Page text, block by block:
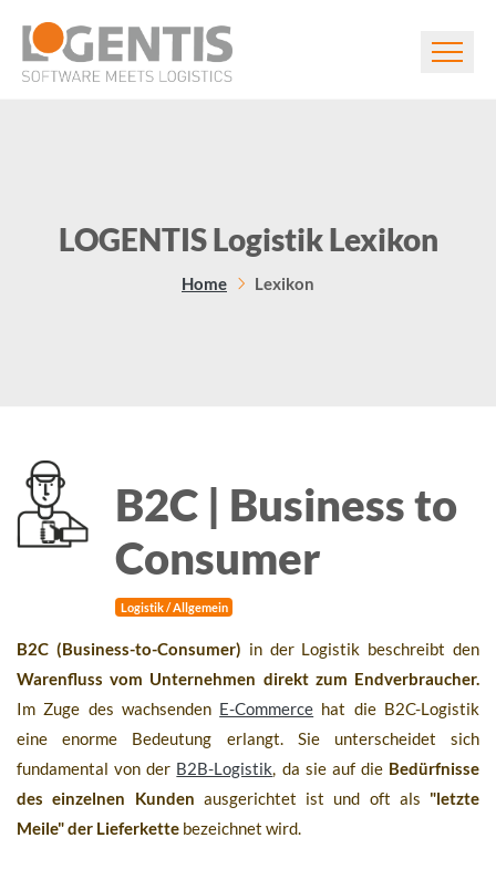
LOGENTIS Logistik Lexikon
Home Lexikon
B2C | Business to
Consumer
Logistik / Allgemein
B2C (Business-to-Consumer) in der Logistik beschreibt den
Warenfluss vom Unternehmen direkt zum Endverbraucher.
Im Zuge des wachsenden E-Commerce hat die B2C-Logistik
eine enorme Bedeutung erlangt. Sie unterscheidet sich
fundamental von der B2B-Logistik, da sie auf die Bedürfnisse
des einzelnen Kunden ausgerichtet ist und oft als "letzte
Meile" der Lieferkette bezeichnet wird.